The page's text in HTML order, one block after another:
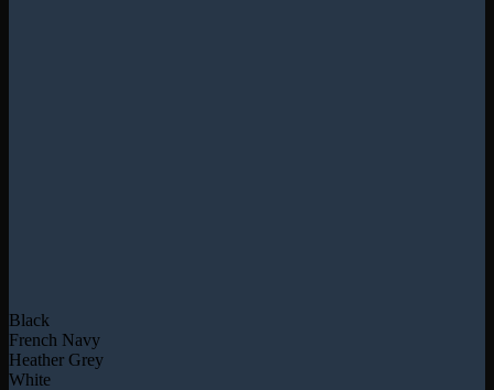
Black
French Navy
Heather Grey
White